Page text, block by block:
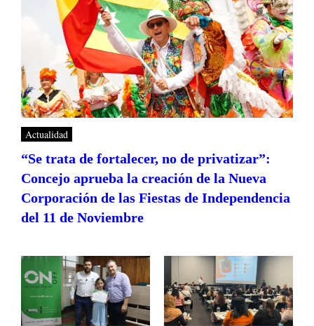
Actualidad
“Se trata de fortalecer, no de privatizar”:
Concejo aprueba la creación de la Nueva
Corporación de las Fiestas de Independencia
del 11 de Noviembre